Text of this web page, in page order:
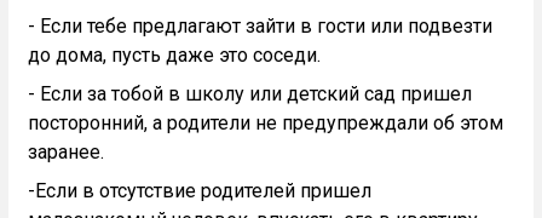
- Если тебе предлагают зайти в гости или подвезти
до дома, пусть даже это соседи.
- Если за тобой в школу или детский сад пришел
посторонний, а родители не предупреждали об этом
заранее.
-Если в отсутствие родителей пришел